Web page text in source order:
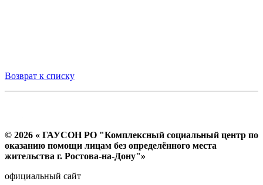
Возврат к списку
© 2026 « ГАУСОН РО "Комплексный социальный центр по
оказанию помощи лицам без определённого места
жительства г. Ростова-на-Дону"»
официальный сайт